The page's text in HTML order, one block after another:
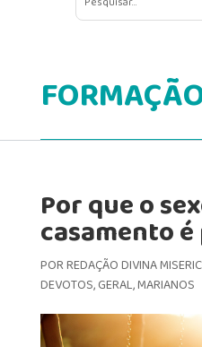
Por que o
casamento
PORREDAÇÃO DIVINA
DEVOTOS,GERAL,MARIANOS